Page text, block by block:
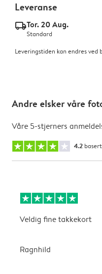
Leveranse
delivery_standard_v2Tor. 20 Aug.
Standard
Leveringstiden kan endres
Andre elsker våre
Våre 5-stjerners
4.2
Veldig fine takkekort
Ragnhild